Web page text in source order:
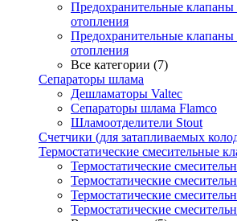
Предохранительные клапаны
отопления
Предохранительные клапаны
отопления
Все категории (7)
Сепараторы шлама
Дешламаторы Valtec
Сепараторы шлама Flamco
Шламоотделители Stout
Счетчики (для затапливаемых
Термостатические смесительные
Термостатические
Термостатические
Термостатические
Термостатические